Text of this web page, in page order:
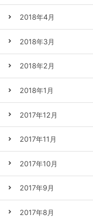
2018年4月
2018年3月
2018年2月
2018年1月
2017年12月
2017年11月
2017年10月
2017年9月
2017年8月